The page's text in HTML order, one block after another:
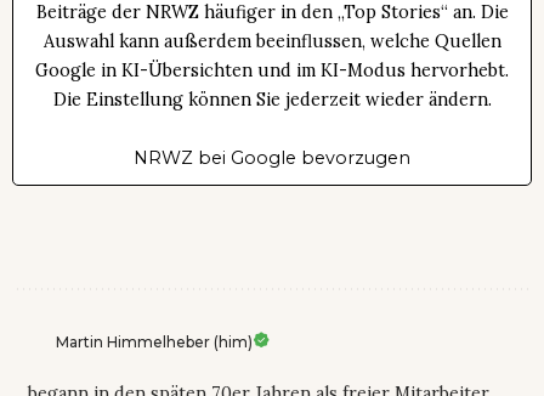
Beiträge der NRWZ häufiger in den „Top Stories“ an. Die
Auswahl kann außerdem beeinflussen, welche Quellen
Google in KI-Übersichten und im KI-Modus hervorhebt.
Die Einstellung können Sie jederzeit wieder ändern.
NRWZ bei Google bevorzugen
Martin Himmelheber (him)